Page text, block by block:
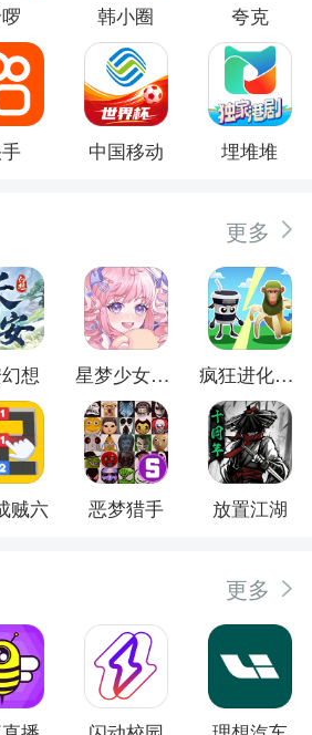
韩小圈 夸克
中国移动 埋堆堆
更多
想 星梦少女换装 疯狂进化防卫战
贼六 恶梦猎手 放置江湖
更多